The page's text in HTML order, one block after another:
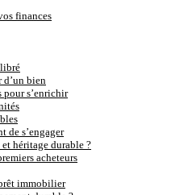
finances
d’un bien
pour s’enrichir
de s’engager
héritage durable ?
acheteurs
immobilier